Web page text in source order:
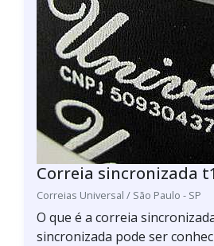
Correia sincronizada
Correias Universal / São Paulo - SP
O que é a correia
sincronizada pode ser